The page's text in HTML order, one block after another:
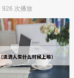
926 次播放